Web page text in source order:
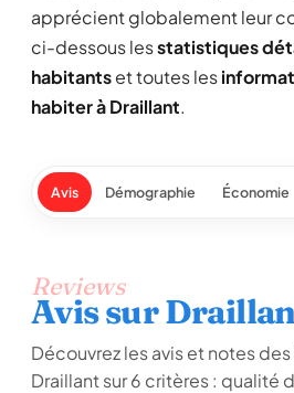
apprécient globalement leur
ci-dessous lesstatistiques
habitantset toutes les
habiter à Draillant.
Avis Démographie Économie
Reviews
Avis sur
Découvrez les avis et notes
Draillant sur 6 critères : qualité